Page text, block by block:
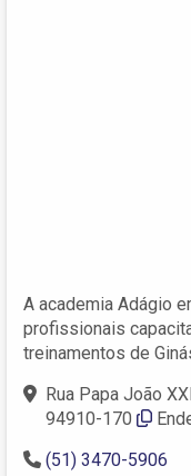
A academia Adágio
profissionais
treinamentos de
Rua Papa João
94910-170
(51) 3470-5906